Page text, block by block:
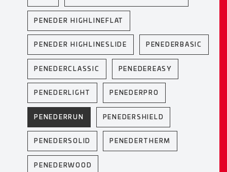
PENEDER HIGHLINEFLAT
PENEDER HIGHLINESLIDE PENEDERBASIC
PENEDERCLASSIC PENEDEREASY
PENEDERLIGHT PENEDERPRO
PENEDERRUN PENEDERSHIELD
PENEDERSOLID PENEDERTHERM
PENEDERWOOD